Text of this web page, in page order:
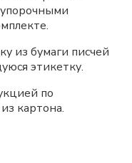
из бумаги писчей
этикетку.
по
картона.